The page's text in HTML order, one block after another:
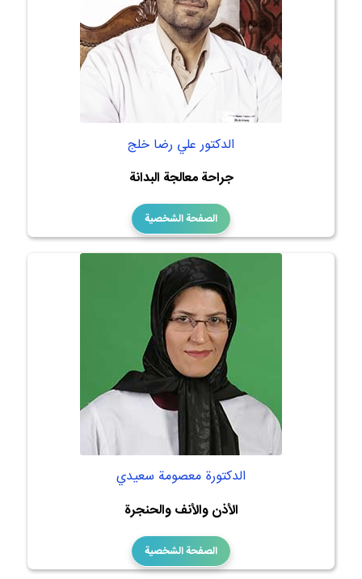
الدكتور علي رضا خلج
جراحة معالجة البدانة
الصفحة الشخصية
الدكتورة معصومة سعيدي
الأذن والأنف والحنجرة
الصفحة الشخصية